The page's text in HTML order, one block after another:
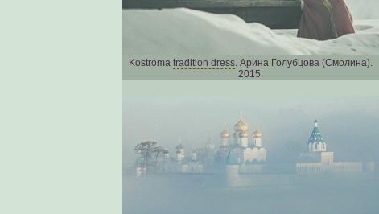
Kostroma tradition dress. Арина Голубцова (Смолина).
2015.